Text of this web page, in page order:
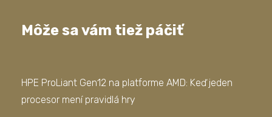
Môže sa vám tiež páčiť
HPE ProLiant Gen12 na platforme AMD: Keď jeden
procesor mení pravidlá hry